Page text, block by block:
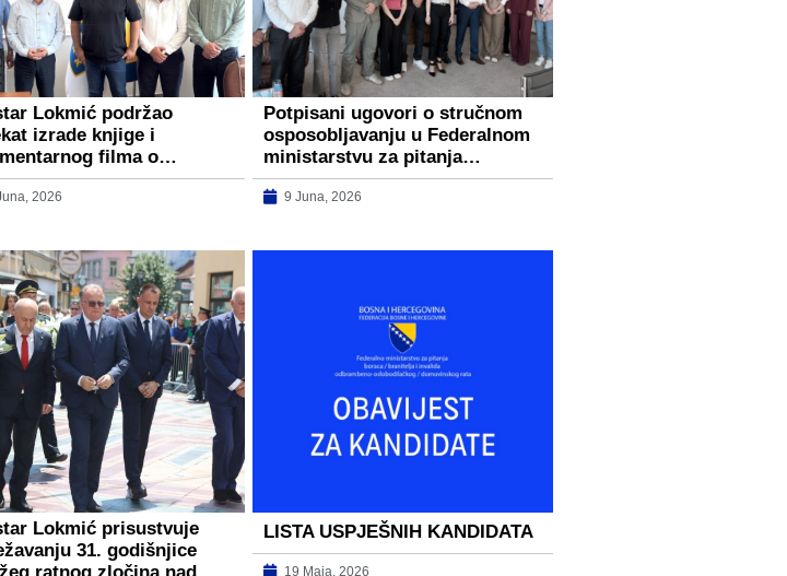
Lokmić podržao
izrade knjige i
filma o…
2026
Potpisani ugovori o stručnom
osposobljavanju u Federalnom
ministarstvu za pitanja…
9 Juna, 2026
Lokmić prisustvuje
31. godišnjice
LISTA USPJEŠNIH KANDIDATA
19 Maja, 2026